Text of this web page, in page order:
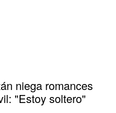
niega romances
"Estoy soltero"